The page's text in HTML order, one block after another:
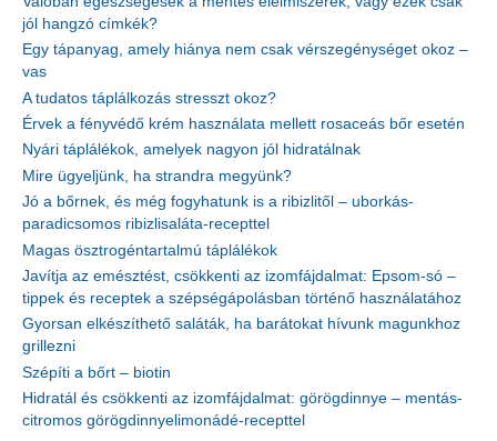
jól hangzó címkék?
Egy tápanyag, amely hiánya nem csak vérszegénységet okoz –
vas
A tudatos táplálkozás stresszt okoz?
Érvek a fényvédő krém használata mellett rosaceás bőr esetén
Nyári táplálékok, amelyek nagyon jól hidratálnak
Mire ügyeljünk, ha strandra megyünk?
Jó a bőrnek, és még fogyhatunk is a ribizlitől – uborkás-
paradicsomos ribizlisaláta-recepttel
Magas ösztrogéntartalmú táplálékok
Javítja az emésztést, csökkenti az izomfájdalmat: Epsom-só –
tippek és receptek a szépségápolásban történő használatához
Gyorsan elkészíthető saláták, ha barátokat hívunk magunkhoz
grillezni
Szépíti a bőrt – biotin
Hidratál és csökkenti az izomfájdalmat: görögdinnye – mentás-
citromos görögdinnyelimonádé-recepttel